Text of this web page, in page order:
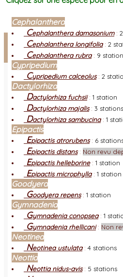
Facebook
Connexion adhérent
Cephalanthera
Cephalanthera damasonium:
Cephalanthera longifolia: 2
Cephalanthera rubra: 9
Cypripedium
Cypripedium calceolus: 2
Dactylorhiza
Dactylorhiza fuchsii: 1 station
Dactylorhiza majalis: 3 stations
Dactylorhiza sambucina: 1
Epipactis
Epipactis atrorubens: 6
Epipactis distans: Non revu
Epipactis helleborine: 1 station
Epipactis microphylla: 1 station
Goodyera
Goodyera repens: 1 station
Gymnadenia
Gymnadenia conopsea: 1
Gymnadenia rhellicani: Non
Neotinea
Neotinea ustulata: 4 stations
Neottia
Neottia nidus-avis: 5 stations